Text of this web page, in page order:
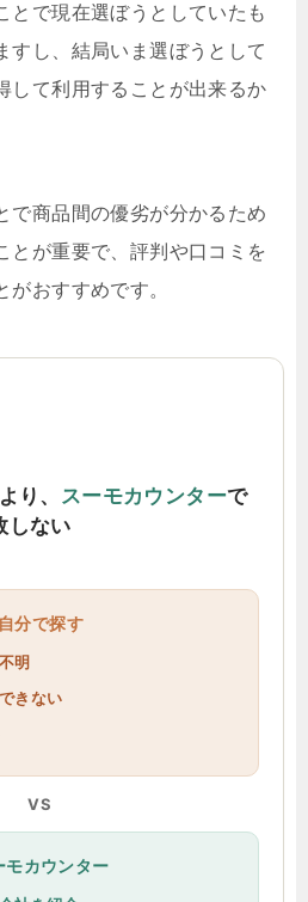
とで現在選ぼうとしていたも
すし、結局いま選ぼうとして
して利用することが出来るか
で商品間の優劣が分かるため
とが重要で、評判や口コミを
おすすめです。
り、 スーモカウンターで
しない
自分で探す
明
きない
VS
モカウンター